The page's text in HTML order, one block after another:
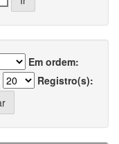
Em ordem:
Registro(s):